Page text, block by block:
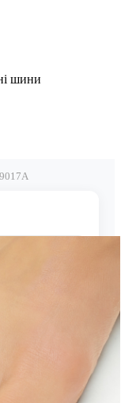
шини